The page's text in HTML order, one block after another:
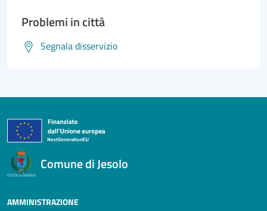
Problemi in città
Segnala disservizio
Comune di Jesolo
AMMINISTRAZIONE